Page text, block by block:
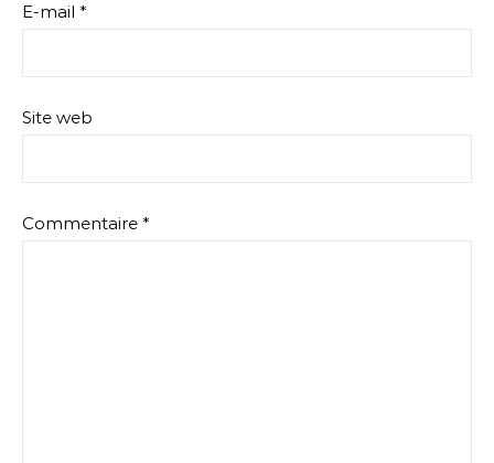
E-mail *
Site web
Commentaire *